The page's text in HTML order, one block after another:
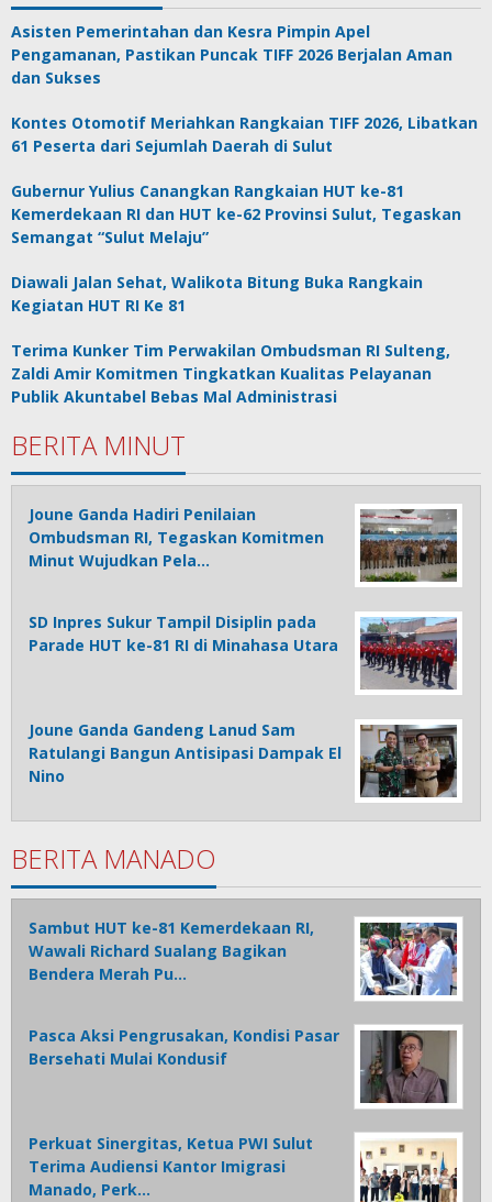
Asisten Pemerintahan dan Kesra Pimpin Apel
Pengamanan, Pastikan Puncak TIFF 2026 Berjalan Aman
dan Sukses
Kontes Otomotif Meriahkan Rangkaian TIFF 2026, Libatkan
61 Peserta dari Sejumlah Daerah di Sulut
Gubernur Yulius Canangkan Rangkaian HUT ke-81
Kemerdekaan RI dan HUT ke-62 Provinsi Sulut, Tegaskan
Semangat “Sulut Melaju”
Diawali Jalan Sehat, Walikota Bitung Buka Rangkain
Kegiatan HUT RI Ke 81
Terima Kunker Tim Perwakilan Ombudsman RI Sulteng,
Zaldi Amir Komitmen Tingkatkan Kualitas Pelayanan
Publik Akuntabel Bebas Mal Administrasi
BERITA MINUT
Joune Ganda Hadiri Penilaian
Ombudsman RI, Tegaskan Komitmen
Minut Wujudkan Pela…
SD Inpres Sukur Tampil Disiplin pada
Parade HUT ke-81 RI di Minahasa Utara
Joune Ganda Gandeng Lanud Sam
Ratulangi Bangun Antisipasi Dampak El
Nino
BERITA MANADO
Sambut HUT ke-81 Kemerdekaan RI,
Wawali Richard Sualang Bagikan
Bendera Merah Pu…
Pasca Aksi Pengrusakan, Kondisi Pasar
Bersehati Mulai Kondusif
Perkuat Sinergitas, Ketua PWI Sulut
Terima Audiensi Kantor Imigrasi
Manado, Perk…